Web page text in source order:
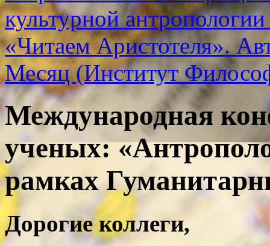
культурной
«Читаем Аристотеля».
Месяц (Институт
Международная
ученых:
рамках
Дорогие коллеги,